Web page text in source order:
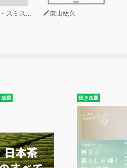
・セラフィン 東山紘久
題 聴き放題